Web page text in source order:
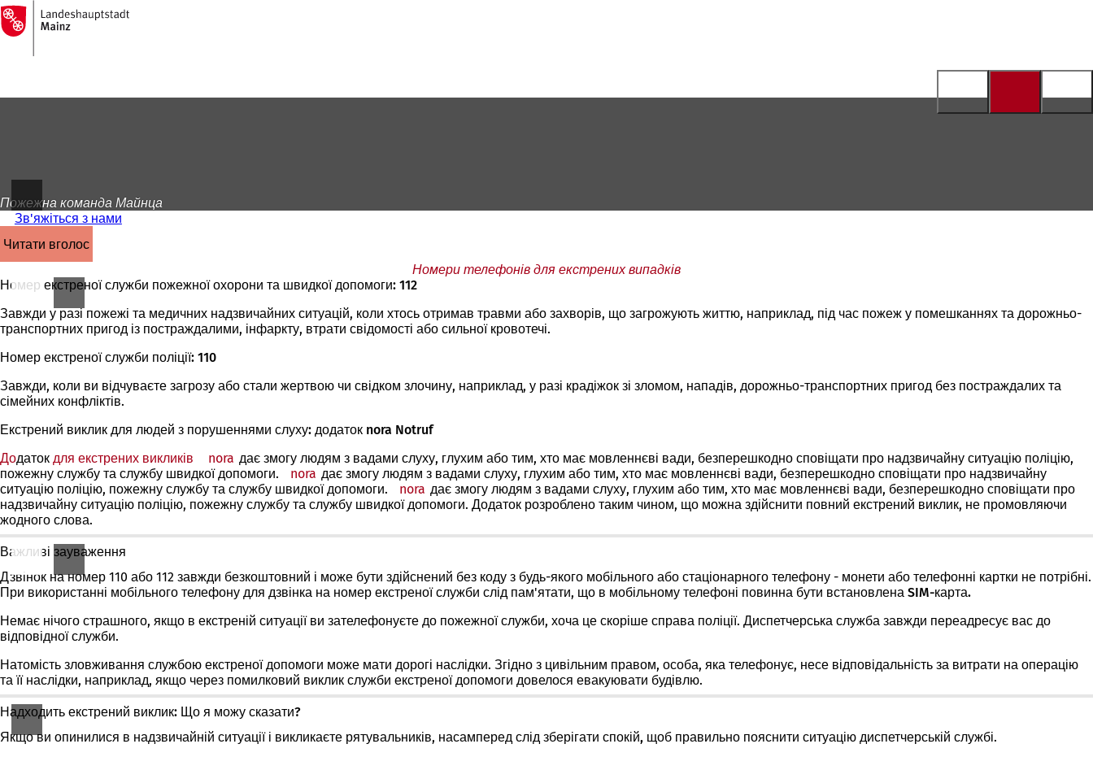
Перейти до змісту
На
головну
сторінку
Пожежна команда Майнца
Зв'яжіться з нами
читати вголос
Номери телефонів для екстрених випадків
Номер екстреної служби пожежної охорони та швидкої допомоги: 112
Завжди у разі пожежі та медичних надзвичайних ситуацій, коли хтось отримав травми або захворів, що загрожують життю, наприклад, під час пожеж у помешканнях та дорожньо-
транспортних пригод із постраждалими, інфаркту, втрати свідомості або сильної кровотечі.
Номер екстреної служби поліції: 110
Завжди, коли ви відчуваєте загрозу або стали жертвою чи свідком злочину, наприклад, у разі крадіжок зі зломом, нападів, дорожньо-транспортних пригод без постраждалих та
сімейних конфліктів.
Екстрений виклик для людей з порушеннями слуху: додаток nora Notruf
Додаток для екстрених викликів nora (Відкривається
в
новій
вкладці)
дає змогу людям з вадами слуху, глухим або тим, хто має мовленнєві вади, безперешкодно сповіщати про надзвичайну ситуацію поліцію,
пожежну службу та службу швидкої допомоги.
nora (Відкривається
в
новій
дає змогу людям з вадами слуху, глухим або тим, хто має мовленнєві вади, безперешкодно сповіщати про надзвичайну
ситуацію поліцію, пожежну службу та службу швидкої допомоги.
nora (Відкривається
в
вкладці)
дає змогу людям з вадами слуху, глухим або тим, хто має мовленнєві вади, безперешкодно сповіщати про
надзвичайну ситуацію поліцію, пожежну службу та службу швидкої допомоги. Додаток розроблено таким чином, що можна здійснити повний екстрений виклик, не промовляючи
жодного слова.
Важливі зауваження
Дзвінок на номер 110 або 112 завжди безкоштовний і може бути здійснений без коду з будь-якого мобільного або стаціонарного телефону - монети або телефонні картки не потрібні.
При використанні мобільного телефону для дзвінка на номер екстреної служби слід пам'ятати, що в мобільному телефоні повинна бути встановлена SIM-карта.
Немає нічого страшного, якщо в екстреній ситуації ви зателефонуєте до пожежної служби, хоча це скоріше справа поліції. Диспетчерська служба завжди переадресує вас до
відповідної служби.
Натомість зловживання службою екстреної допомоги може мати дорогі наслідки. Згідно з цивільним правом, особа, яка телефонує, несе відповідальність за витрати на операцію
та її наслідки, наприклад, якщо через помилковий виклик служби екстреної допомоги довелося евакуювати будівлю.
Надходить екстрений виклик: Що я можу сказати?
Якщо ви опинилися в надзвичайній ситуації і викликаєте рятувальників, насамперед слід зберігати спокій, щоб правильно пояснити ситуацію диспетчерській службі.